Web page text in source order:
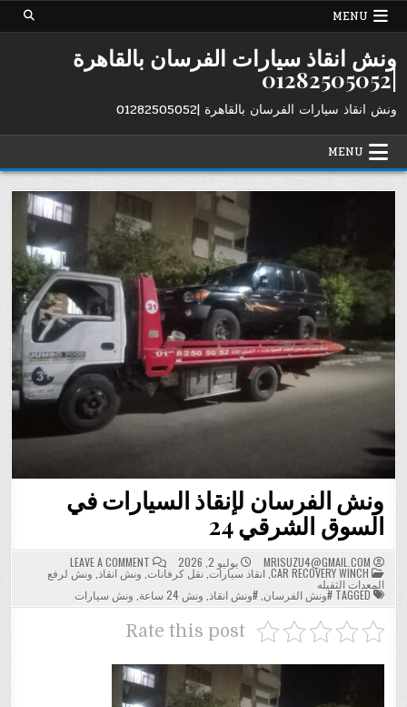
Skip
MENU
ونش انقاذ سيارات الفرسان بالقاهرة
|01282505052
ونش انقاذ سيارات الفرسان بالقاهرة |01282505052
MENU
ونش الفرسان لإنقاذ السيارات في
السوق الشرقي 24
MRISUZU4@GMAIL.COM يوليو 2, 2026 LEAVE A COMMENT
ON
ونش
الفرسان
السيارات
POSTED
IN
CAR RECOVERY WINCH
,انقاذ سيارات,نقل كرفانات ونش انقاذ ونش لرفع
المعدات الثقيله
#ونش الفرسان ,#ونش انقاذ ونش 24 ساعة ونش سيارات
Rate this post